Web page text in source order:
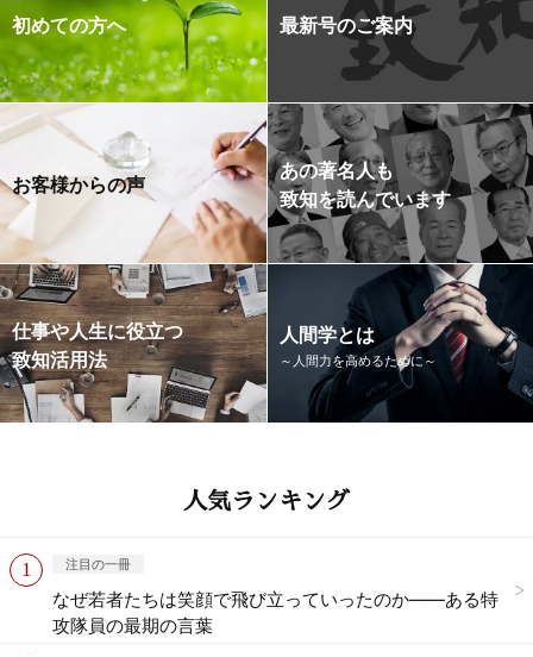
初めての方へ 最新号のご案内
お客様からの声
あの著名人も
致知を読んでいます
仕事や人生に役立つ
致知活用法
人間学とは
～人間力を高めるために～
人気ランキング
注目の一冊
なぜ若者たちは笑顔で飛び立っていったのか——ある特
攻隊員の最期の言葉